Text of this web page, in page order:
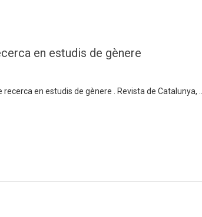
en estudis de gènere
recerca en estudis de gènere . Revista de Catalunya, …